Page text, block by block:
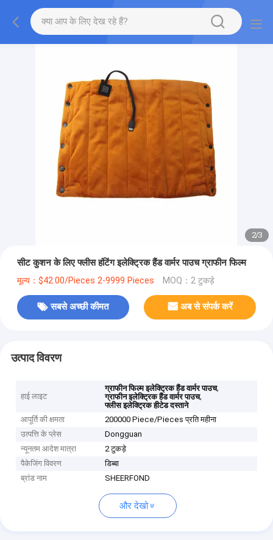
2/3
सीट कुशन के लिए फ्लीस हंटिंग इलेक्ट्रिक हैंड वार्मर पाउच ग्राफीन फिल्म
मूल्य：$42.00/Pieces 2-9999 Pieces MOQ：2 टुकड़े
सबसे अच्छी कीमत अब से संपर्क करें
उत्पाद विवरण
हाई लाइट
ग्राफीन फिल्म इलेक्ट्रिक हैंड वार्मर पाउच,
ग्राफीन इलेक्ट्रिक हैंड वार्मर पाउच,
फ्लीस इलेक्ट्रिक हीटेड दस्ताने
आपूर्ति की क्षमता
200000 Piece/Pieces प्रति महीना
उत्पत्ति के प्लेस
Dongguan
न्यूनतम आदेश मात्रा
2 टुकड़े
पैकेजिंग विवरण
डिब्बा
ब्रांड नाम
SHEERFOND
और देखो